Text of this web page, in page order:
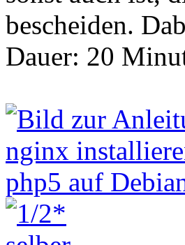
bescheiden.
Dauer: 20